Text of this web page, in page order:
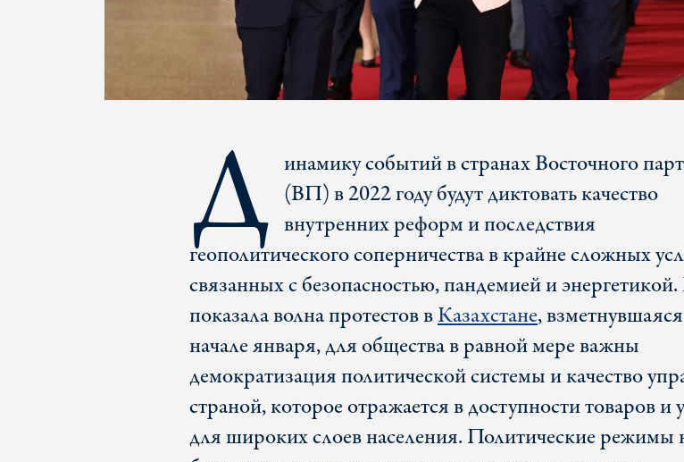
Д инамику событий в странах Восточного
(ВП) в 2022 году будут диктовать качество
внутренних реформ и последствия
геополитического соперничества в крайне сложных
связанных с безопасностью, пандемией и
показала волна протестов вКазахстане,
начале января, для общества в равной мере важны
демократизация политической системы и качество
страной, которое отражается в доступности товаров и
для широких слоев населения. Политические режимы